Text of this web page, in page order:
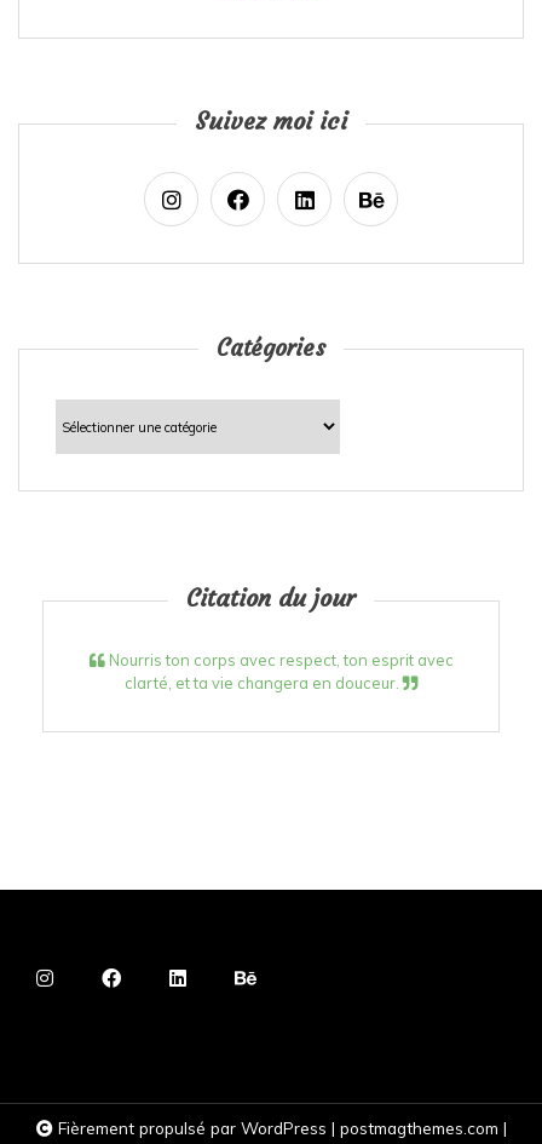
Suivez moi ici
Catégories
Catégories
Citation du jour
Nourris ton corps avec respect, ton esprit avec
clarté, et ta vie changera en douceur.
Fièrement propulsé par WordPress | postmagthemes.com |